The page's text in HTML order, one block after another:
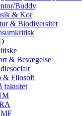
Buddy
& Kor
& Biodiversitet
& Bevægelse
& Filosofi
fakultet